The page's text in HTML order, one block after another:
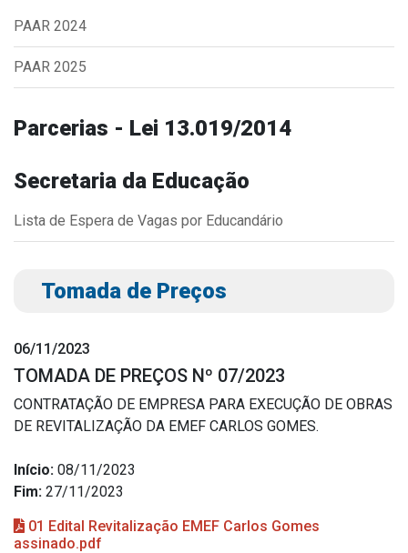
Outros
Downloads
Contato
PAAR 2024
PAAR 2025
Parcerias - Lei 13.019/2014
Secretaria da Educação
Lista de Espera de Vagas por Educandário
Tomada de Preços
06/11/2023
TOMADA DE PREÇOS Nº 07/2023
CONTRATAÇÃO DE EMPRESA PARA EXECUÇÃO DE OBRAS
DE REVITALIZAÇÃO DA EMEF CARLOS GOMES.
Início: 08/11/2023
Fim: 27/11/2023
01 Edital Revitalização EMEF Carlos Gomes
assinado.pdf